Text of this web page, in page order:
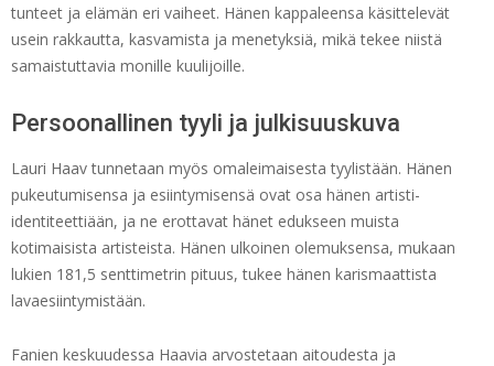
tunteet ja elämän eri vaiheet. Hänen kappaleensa käsittelevät
usein rakkautta, kasvamista ja menetyksiä, mikä tekee niistä
samaistuttavia monille kuulijoille.
Persoonallinen tyyli ja julkisuuskuva
Lauri Haav tunnetaan myös omaleimaisesta tyylistään. Hänen
pukeutumisensa ja esiintymisensä ovat osa hänen artisti-
identiteettiään, ja ne erottavat hänet edukseen muista
kotimaisista artisteista. Hänen ulkoinen olemuksensa, mukaan
lukien 181,5 senttimetrin pituus, tukee hänen karismaattista
lavaesiintymistään.
Fanien keskuudessa Haavia arvostetaan aitoudesta ja